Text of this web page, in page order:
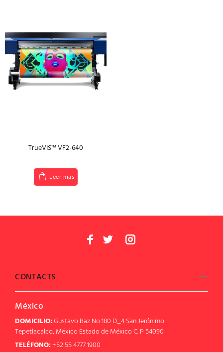
TrueVIS™ VF2-640
Leer más
CONTACTS
México
DOMICILIO:Gustavo Baz No 180 D_4 San Jerónimo
Tepetlacalco, México Estado de México C. P 54090
TELÉFONO:+52 55 4777 1900